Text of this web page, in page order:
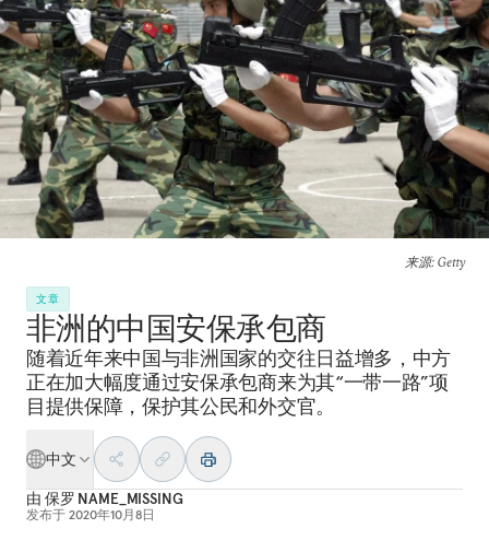
来源: Getty
文章
非洲的中国安保承包商
随着近年来中国与非洲国家的交往日益增多，中方
正在加大幅度通过安保承包商来为其“一带一路”项
目提供保障，保护其公民和外交官。
中文
由 保罗 NAME_MISSING
发布于 2020年10月8日